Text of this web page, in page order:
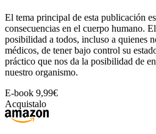
El tema principal de esta publicación
consecuencias en el cuerpo humano.
posibilidad a todos, incluso a quienes
médicos, de tener bajo control su
práctico que nos da la posibilidad de
nuestro organismo.
E-book 9,99€
Acquistalo